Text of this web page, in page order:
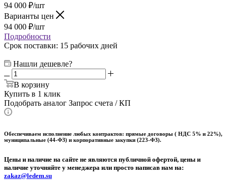
94 000 ₽/шт
Варианты цен
94 000 ₽/шт
Подробности
Срок поставки: 15 рабочих дней
Нашли дешевле?
В корзину
Купить в 1 клик
Подобрать аналог Запрос счета / КП
Обеспечиваем исполнение любых контрактов: прямые договоры ( НДС 5% и 22%),
муниципальные (44-ФЗ) и корпоративные закупки (223-ФЗ).
Цены и наличие на сайте не являются публичной офертой, цены и
наличие уточняйте у менеджера или просто написав нам на:
zakaz@ledem.su